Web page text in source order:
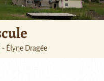
Élyne Dragée